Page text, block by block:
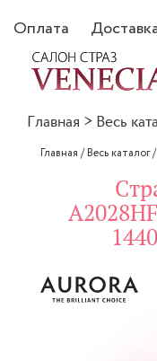
Оплата
Главная > Весь
Главная /Весь каталог/